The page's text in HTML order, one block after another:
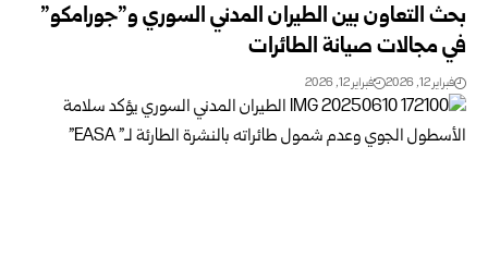
بحث التعاون بين الطيران المدني السوري و”جورامكو”
في مجالات صيانة الطائرات
فبراير 12, 2026 فبراير 12, 2026